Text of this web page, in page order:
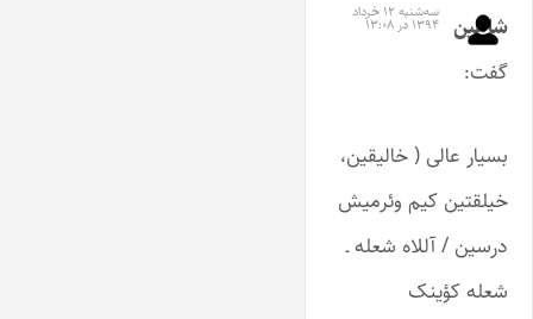
شاهین
گفت:
سه‌شنبه ۱۲ خرداد
۱۳۹۴ در ۱۳:۰۸
بسیار عالی ( خالیقین،
خیلقتین کیم وئرمیش
درسین / آللاه شعله ـ
شعله کؤینک